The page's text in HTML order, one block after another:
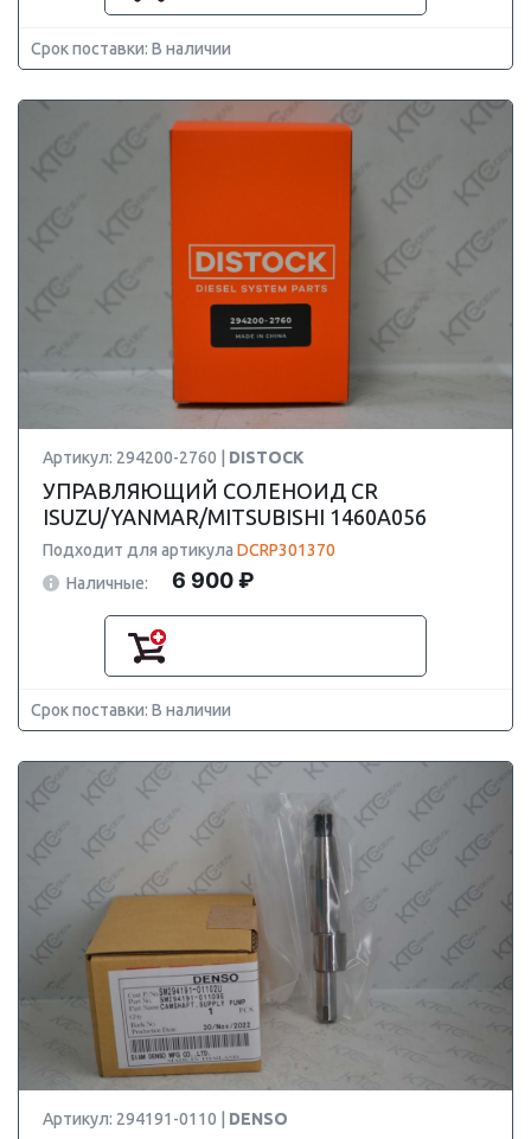
Срок поставки: В наличии
Артикул: 294200-2760 | DISTOCK
УПРАВЛЯЮЩИЙ СОЛЕНОИД CR
ISUZU/YANMAR/MITSUBISHI 1460A056
Подходит для артикула DCRP301370
Наличные:
6 900 ₽
Срок поставки: В наличии
Артикул: 294191-0110 | DENSO